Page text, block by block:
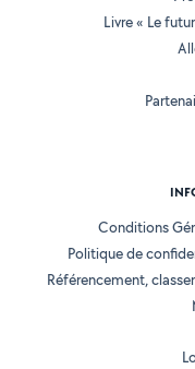
Livre « Le
Conditions
Politique de
Référencement,